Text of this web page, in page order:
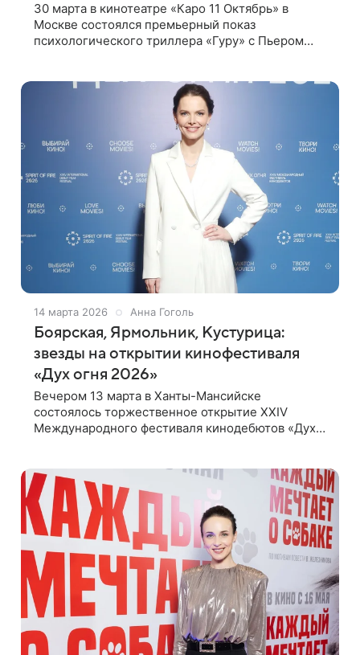
30 марта в кинотеатре «Каро 11 Октябрь» в
Москве состоялся премьерный показ
психологического триллера «Гуру» с Пьером
посетили
14 марта 2026 Анна Гоголь
Боярская, Ярмольник, Кустурица:
звезды на открытии кинофестиваля
«Дух огня 2026»
Вечером 13 марта в Ханты-Мансийске
состоялось торжественное открытие XXIV
Международного фестиваля кинодебютов «Дух
собрались участники